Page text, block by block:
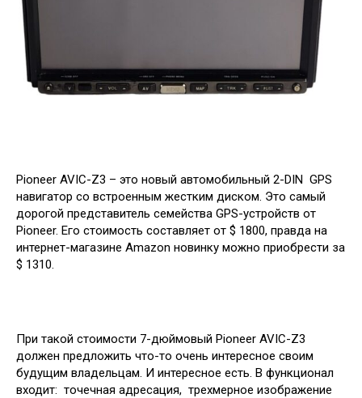
Pioneer AVIC-Z3 – это новый автомобильный 2-DIN GPS
навигатор со встроенным жестким диском. Это самый
дорогой представитель семейства GPS-устройств от
Pioneer. Его стоимость составляет от $ 1800, правда на
интернет-магазине Amazon новинку можно приобрести за
$ 1310.
При такой стоимости 7-дюймовый Pioneer AVIC-Z3
должен предложить что-то очень интересное своим
будущим владельцам. И интересное есть. В функционал
входит: точечная адресация, трехмерное изображение